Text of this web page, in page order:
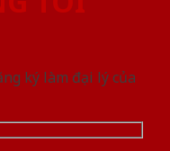
ký làm đại lý của